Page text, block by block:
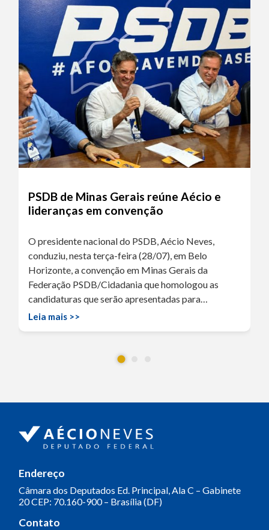
PSDB de Minas Gerais reúne Aécio e
lideranças em convenção
O presidente nacional do PSDB, Aécio Neves,
conduziu, nesta terça-feira (28/07), em Belo
Horizonte, a convenção em Minas Gerais da
Federação PSDB/Cidadania que homologou as
candidaturas que serão apresentadas para…
Leia mais >>
Endereço
Câmara dos Deputados Ed. Principal, Ala C – Gabinete
20CEP: 70.160-900 – Brasília (DF)
Contato